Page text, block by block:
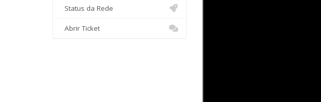
Status da Rede
Abrir Ticket